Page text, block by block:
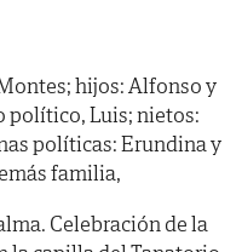
hijos: Alfonso y
político, Luis; nietos:
políticas: Erundina y
familia,
Celebración de la